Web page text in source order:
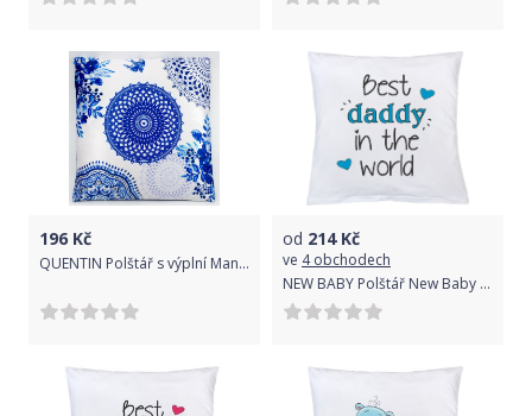
196 Kč
QUENTIN Polštář s výplní Mandala 45x45 cm modrobílá
od 214Kč
ve 4 obchodech
NEW BABY Polštář New Baby s potiskem Best daddy 40x40 cm